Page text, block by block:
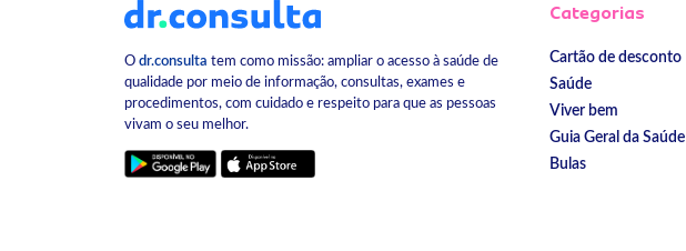
O dr.consulta tem como missão: ampliar o acesso à saúde de
qualidade por meio de informação, consultas, exames e
procedimentos, com cuidado e respeito para que as pessoas
vivam o seu melhor.
Categorias
Cartão de desconto
Saúde
Viver bem
Guia Geral da Saúde
Bulas